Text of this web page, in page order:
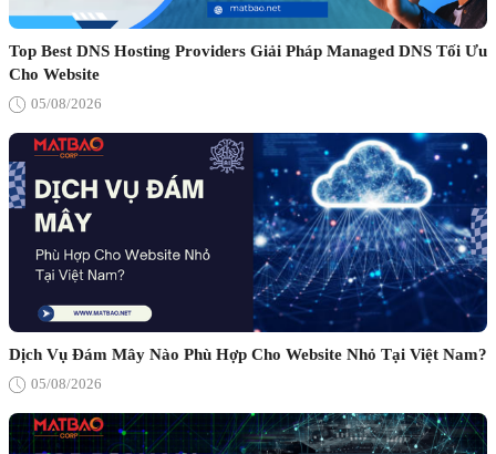
Top Best DNS Hosting Providers Giải Pháp Managed DNS Tối Ưu
Cho Website
05/08/2026
Dịch Vụ Đám Mây Nào Phù Hợp Cho Website Nhỏ Tại Việt Nam?
05/08/2026